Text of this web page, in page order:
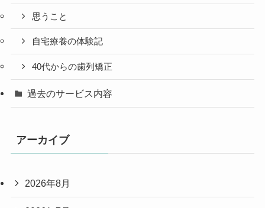
思うこと
自宅療養の体験記
40代からの歯列矯正
過去のサービス内容
アーカイブ
2026年8月